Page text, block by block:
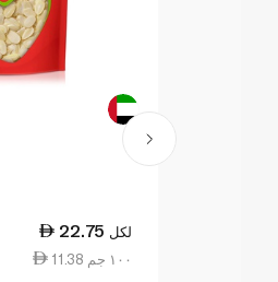
22.75 لكل
11.38 ١٠٠ جم